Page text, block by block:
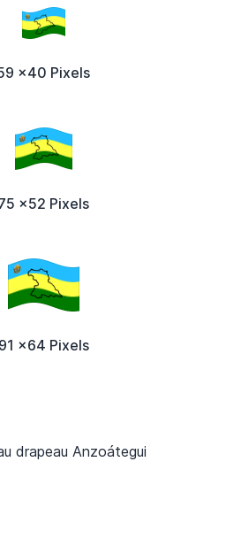
x40 Pixels
x52 Pixels
91 x64 Pixels
drapeau Anzoátegui